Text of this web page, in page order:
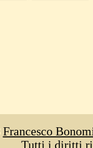
Francesco
Tutti i diritti